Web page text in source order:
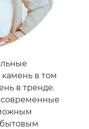
в том
в тренде.